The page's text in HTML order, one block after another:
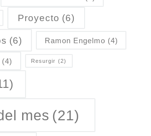
Proyecto (6)
(6) Ramon Engelmo (4)
(4) Resurgir (2)
mes (21)